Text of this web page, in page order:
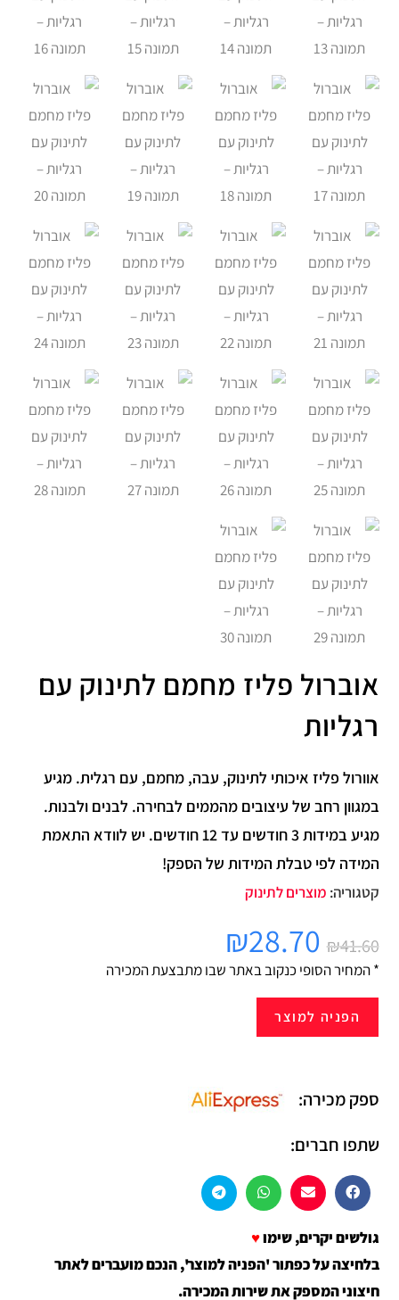
אוברול פליז מחמם לתינוק עם
רגליות
אוורול פליז איכותי לתינוק, עבה, מחמם, עם רגלית. מגיע
במגוון רחב של עיצובים מהממים לבחירה. לבנים ולבנות.
מגיע במידות 3 חודשים עד 12 חודשים. יש לוודא התאמת
המידה לפי טבלת המידות של הספק!
קטגוריה: מוצרים לתינוק
₪41.60
₪28.70
* המחיר הסופי כנקוב באתר שבו מתבצעת המכירה
הפניה למוצר
ספק מכירה:
שתפו חברים:
גולשים יקרים, שימו♥
בלחיצה על כפתור 'הפניה למוצר', הנכם מועברים לאתר
חיצוני המספק את שירות המכירה.